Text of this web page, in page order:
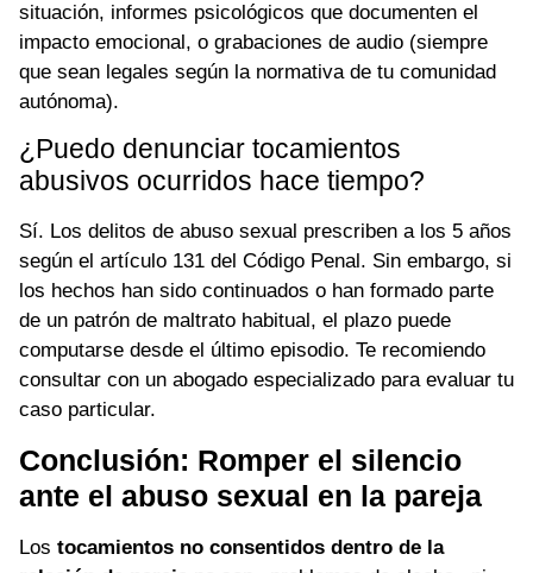
situación, informes psicológicos que documenten el
impacto emocional, o grabaciones de audio (siempre
que sean legales según la normativa de tu comunidad
autónoma).
¿Puedo denunciar tocamientos
abusivos ocurridos hace tiempo?
Sí. Los delitos de abuso sexual prescriben a los 5 años
según el artículo 131 del Código Penal. Sin embargo, si
los hechos han sido continuados o han formado parte
de un patrón de maltrato habitual, el plazo puede
computarse desde el último episodio. Te recomiendo
consultar con un abogado especializado para evaluar tu
caso particular.
Conclusión: Romper el silencio
ante el abuso sexual en la pareja
Los tocamientos no consentidos dentro de la